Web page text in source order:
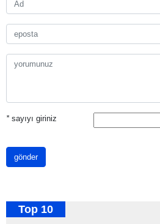
*sayıyı giriniz
gönder
Top 10